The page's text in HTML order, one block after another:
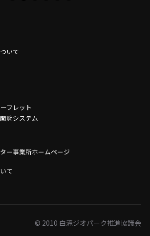
いて
フレット
覧システム
ー事業所ホームページ
て
© 2010 白滝ジオパーク推進協議会